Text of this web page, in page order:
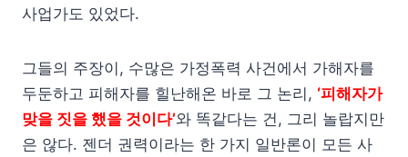
사업가도 있었다.
그들의 주장이, 수많은 가정폭력 사건에서 가해자를
두둔하고 피해자를 힐난해온 바로 그 논리, ‘피해자가
맞을 짓을 했을 것이다’와 똑같다는 건, 그리 놀랍지만
은 않다. 젠더 권력이라는 한 가지 일반론이 모든 사